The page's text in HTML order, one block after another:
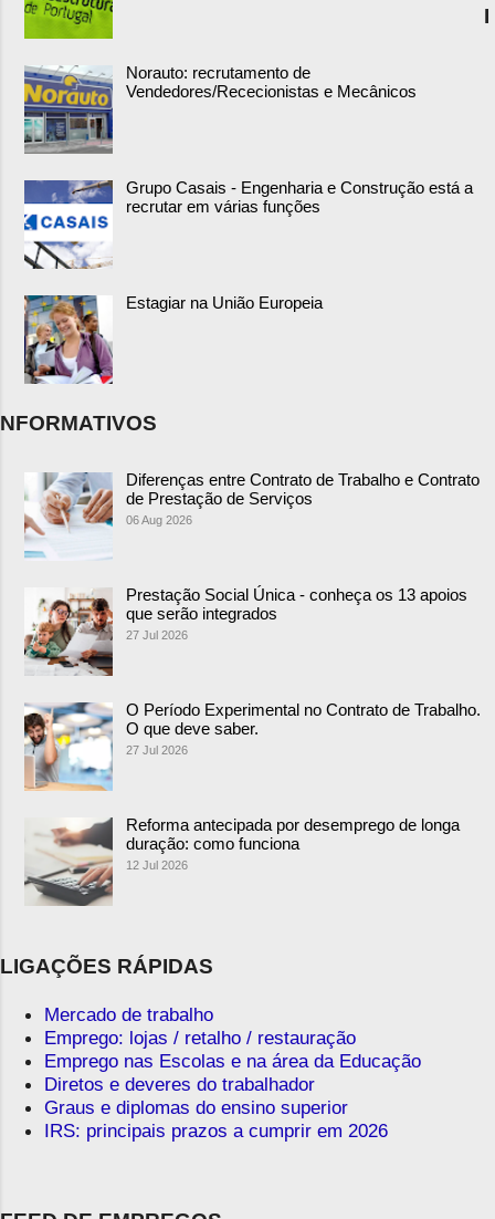
Norauto: recrutamento de
Vendedores/Rececionistas e Mecânicos
Grupo Casais - Engenharia e Construção está a
recrutar em várias funções
Estagiar na União Europeia
I
NFORMATIVOS
Diferenças entre Contrato de Trabalho e Contrato
de Prestação de Serviços
06 Aug 2026
Prestação Social Única - conheça os 13 apoios
que serão integrados
27 Jul 2026
O Período Experimental no Contrato de Trabalho.
O que deve saber.
27 Jul 2026
Reforma antecipada por desemprego de longa
duração: como funciona
12 Jul 2026
LIGAÇÕES RÁPIDAS
Mercado de trabalho
Emprego: lojas / retalho / restauração
Emprego nas Escolas e na área da Educação
Diretos e deveres do trabalhador
Graus e diplomas do ensino superior
IRS: principais prazos a cumprir em 2026